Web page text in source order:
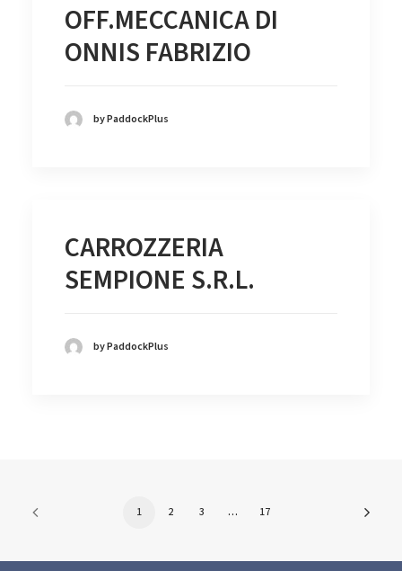
OFF.MECCANICA DI
ONNIS FABRIZIO
by PaddockPlus
CARROZZERIA
SEMPIONE S.R.L.
by PaddockPlus
1 2 3 … 17